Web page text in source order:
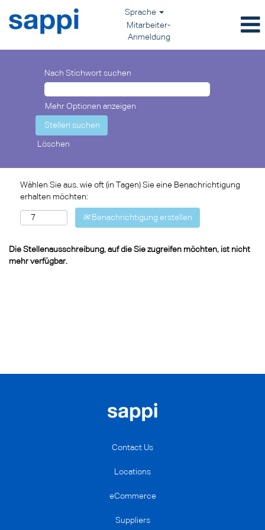
Sprache
Mitarbeiter-
Anmeldung
Nach Stichwort suchen
Mehr Optionen anzeigen
Löschen
Wählen Sie aus, wie oft (in Tagen) Sie eine Benachrichtigung
erhalten möchten:
Benachrichtigung erstellen
Die Stellenausschreibung, auf die Sie zugreifen möchten, ist nicht
mehr verfügbar.
Contact Us
Locations
eCommerce
Suppliers